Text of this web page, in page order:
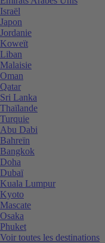
Israël
Japon
Jordanie
Koweït
Liban
Malaisie
Oman
Qatar
Sri Lanka
Thaïlande
Turquie
Abu Dabi
Bahreïn
Bangkok
Doha
Dubaï
Kuala Lumpur
Kyoto
Mascate
Osaka
Phuket
Voir toutes les destinations